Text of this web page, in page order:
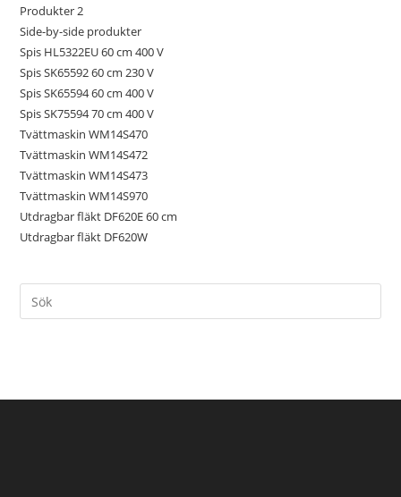
Produkter 2
Side-by-side produkter
Spis HL5322EU 60 cm 400 V
Spis SK65592 60 cm 230 V
Spis SK65594 60 cm 400 V
Spis SK75594 70 cm 400 V
Tvättmaskin WM14S470
Tvättmaskin WM14S472
Tvättmaskin WM14S473
Tvättmaskin WM14S970
Utdragbar fläkt DF620E 60 cm
Utdragbar fläkt DF620W